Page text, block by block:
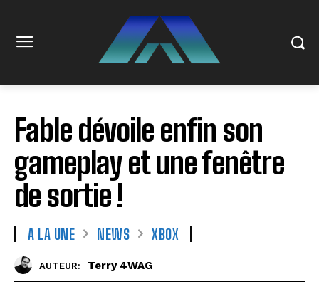
Fable dévoile enfin son
gameplay et une fenêtre
de sortie !
A LA UNE NEWS XBOX
AUTEUR: Terry 4WAG